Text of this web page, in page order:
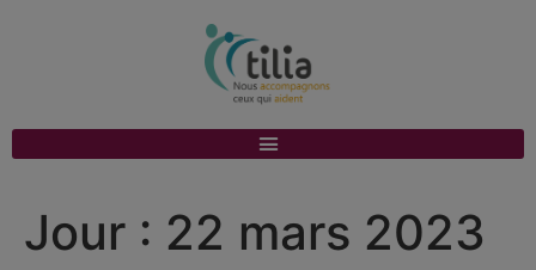
Jour : 22 mars 2023